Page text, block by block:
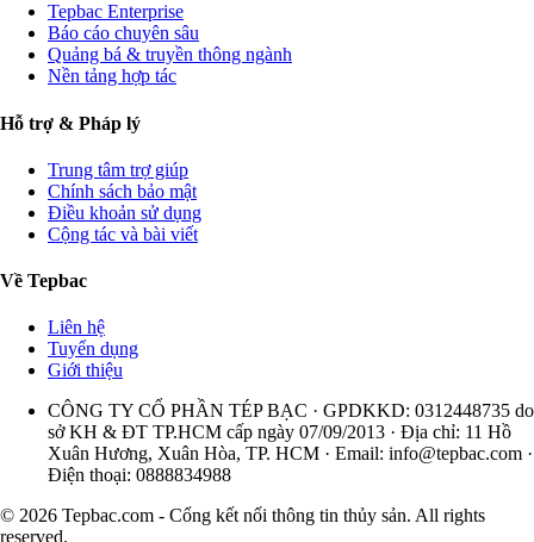
Tepbac Enterprise
Báo cáo chuyên sâu
Quảng bá & truyền thông ngành
Nền tảng hợp tác
Hỗ trợ & Pháp lý
Trung tâm trợ giúp
Chính sách bảo mật
Điều khoản sử dụng
Cộng tác và bài viết
Về Tepbac
Liên hệ
Tuyển dụng
Giới thiệu
CÔNG TY CỔ PHẦN TÉP BẠC · GPDKKD: 0312448735 do
sở KH & ĐT TP.HCM cấp ngày 07/09/2013 · Địa chỉ: 11 Hồ
Xuân Hương, Xuân Hòa, TP. HCM · Email: info@tepbac.com ·
Điện thoại: 0888834988
© 2026 Tepbac.com - Cổng kết nối thông tin thủy sản. All rights
reserved.